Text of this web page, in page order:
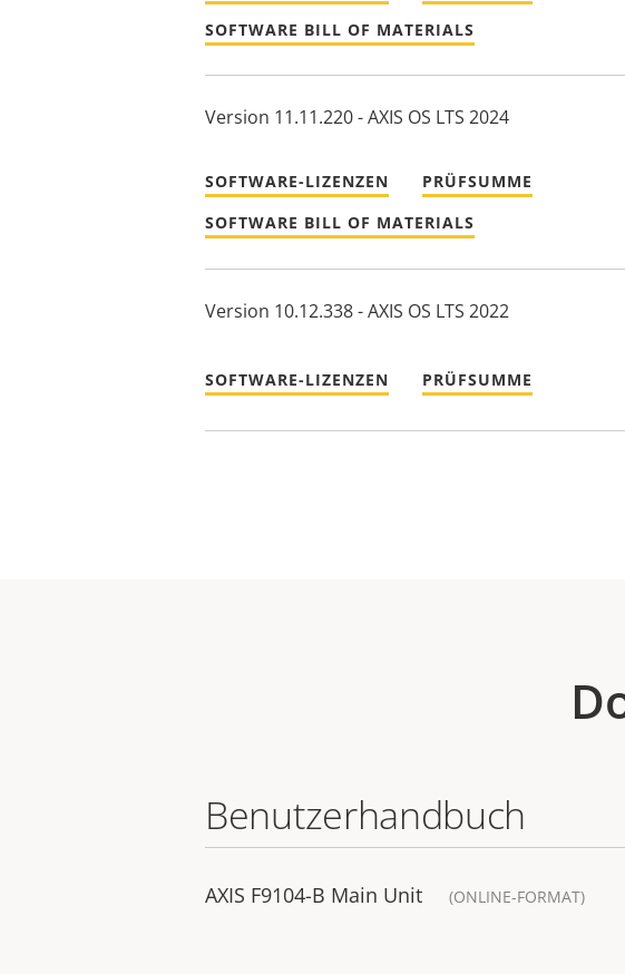
SOFTWARE BILL OF MATERIALS
Version 11.11.220 - AXIS OS LTS 2024
SOFTWARE-LIZENZEN
PRÜFSUMME
SOFTWARE BILL OF MATERIALS
Version 10.12.338 - AXIS OS LTS 2022
SOFTWARE-LIZENZEN PRÜFSUMME
Benutzerhandbuch
AXIS F9104-B Main Unit (ONLINE-FORMAT)